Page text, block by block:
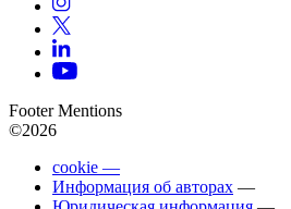
Footer Mentions
©2026
cookie —
Информация об авторах —